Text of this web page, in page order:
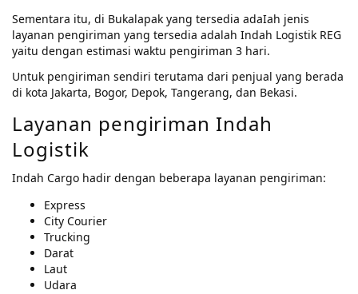
Sementara itu, di Bukalapak yang tersedia adaIah jenis
layanan pengiriman yang tersedia adalah Indah Logistik REG
yaitu dengan estimasi waktu pengiriman 3 hari.
Untuk pengiriman sendiri terutama dari penjual yang berada
di kota Jakarta, Bogor, Depok, Tangerang, dan Bekasi.
Layanan pengiriman Indah
Logistik
Indah Cargo hadir dengan beberapa layanan pengiriman:
Express
City Courier
Trucking
Darat
Laut
Udara